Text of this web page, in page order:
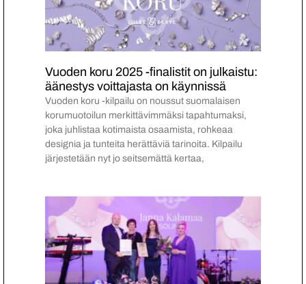
Vuoden koru 2025 -finalistit on julkaistu:
äänestys voittajasta on käynnissä
Vuoden koru -kilpailu on noussut suomalaisen
korumuotoilun merkittävimmäksi tapahtumaksi,
joka juhlistaa kotimaista osaamista, rohkeaa
designia ja tunteita herättäviä tarinoita. Kilpailu
järjestetään nyt jo seitsemättä kertaa,